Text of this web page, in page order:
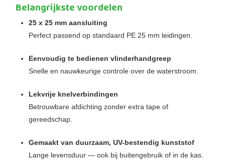
Belangrijkste voordelen
25 x 25 mm aansluiting
Perfect passend op standaard PE 25 mm leidingen.
Eenvoudig te bedienen vlinderhandgreep
Snelle en nauwkeurige controle over de waterstroom.
Lekvrije knelverbindingen
Betrouwbare afdichting zonder extra tape of
gereedschap.
Gemaakt van duurzaam, UV-bestendig kunststof
Lange levensduur — ook bij buitengebruik of in de kas.